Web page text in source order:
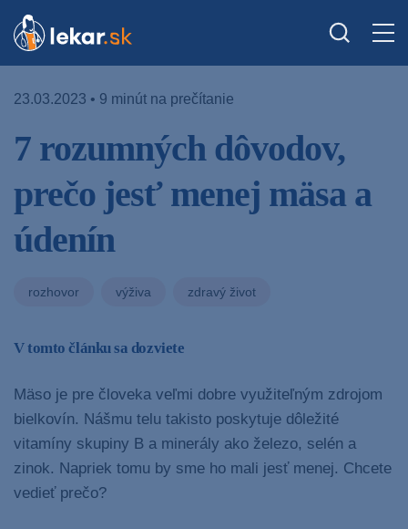
23.03.2023 • 9 minút na prečítanie
7 rozumných dôvodov,
prečo jesť menej mäsa a
údenín
rozhovor výživa zdravý život
V tomto článku sa dozviete
Mäso je pre človeka veľmi dobre využiteľným zdrojom
bielkovín. Nášmu telu takisto poskytuje dôležité
vitamíny skupiny B a minerály ako železo, selén a
zinok. Napriek tomu by sme ho mali jesť menej. Chcete
vedieť prečo?